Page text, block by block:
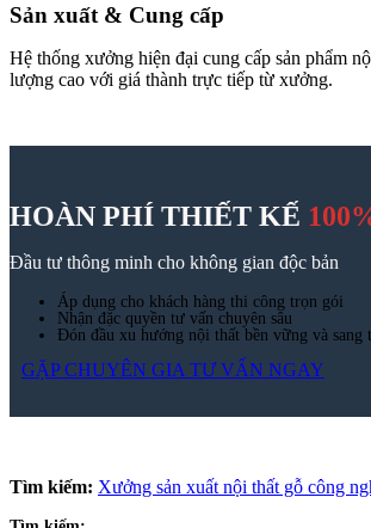
Sản xuất & Cung cấp
Hệ thống xưởng hiện đại cung cấp sản phẩm
lượng cao với giá thành trực tiếp từ xưởng.
HOÀN PHÍ THIẾT KẾ
Đầu tư thông minh cho không gian độc bản
Áp dụng cho khách hàng thi công trọn gói
Nhận đặc quyền tư vấn chuyên sâu
Đón đầu xu hướng nội thất bền vững và sang
GẶP CHUYÊN GIA TƯ VẤN NGAY
Tìm kiếm: Xưởng sản xuất nội thất gỗ công